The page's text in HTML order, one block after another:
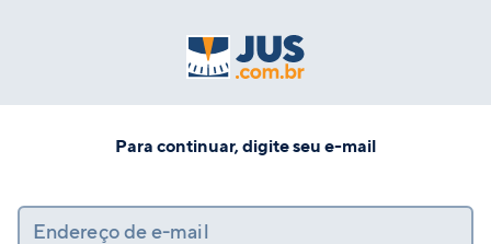
Para continuar, digite seu e-mail
Endereço de e-mail